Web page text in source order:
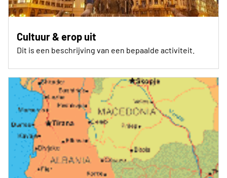
Cultuur & erop uit
Dit is een beschrijving van een bepaalde activiteit.